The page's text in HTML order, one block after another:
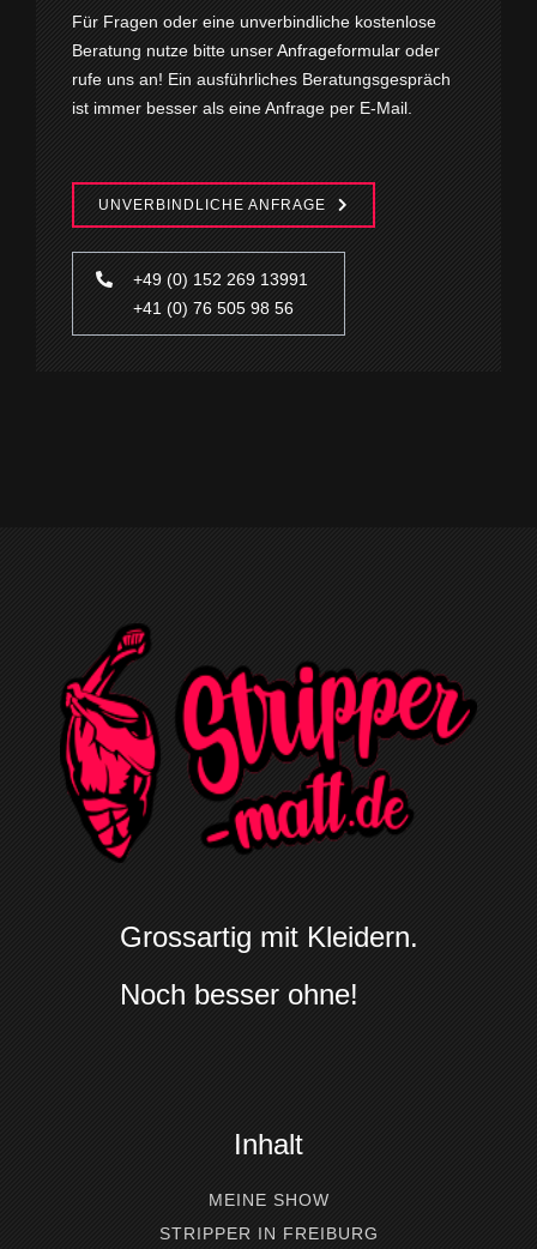
Für Fragen oder eine unverbindliche kostenlose
Beratung nutze bitte unserAnfrageformular oder
rufe uns an! Ein ausführliches Beratungsgespräch
ist immer besser als eine Anfrage per E-Mail.
UNVERBINDLICHE ANFRAGE
+49 (0) 152 269 13991
+41 (0) 76 505 98 56
Grossartig mit Kleidern.
Noch besser ohne!
Inhalt
MEINE SHOW
STRIPPER IN FREIBURG